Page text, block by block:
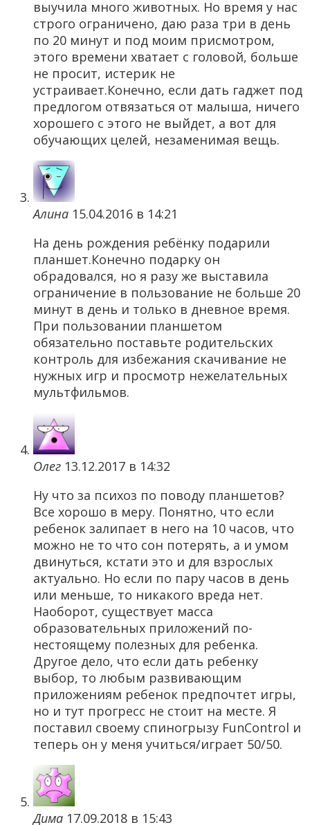
выучила много животных. Но время у нас
строго ограничено, даю раза три в день
по 20 минут и под моим присмотром,
этого времени хватает с головой, больше
не просит, истерик не
устраивает.Конечно, если дать гаджет под
предлогом отвязаться от малыша, ничего
хорошего с этого не выйдет, а вот для
обучающих целей, незаменимая вещь.
Алина 15.04.2016 в 14:21
На день рождения ребёнку подарили
планшет.Конечно подарку он
обрадовался, но я разу же выставила
ограничение в пользование не больше 20
минут в день и только в дневное время.
При пользовании планшетом
обязательно поставьте родительских
контроль для избежания скачивание не
нужных игр и просмотр нежелательных
мультфильмов.
Олег 13.12.2017 в 14:32
Ну что за психоз по поводу планшетов?
Все хорошо в меру. Понятно, что если
ребенок залипает в него на 10 часов, что
можно не то что сон потерять, а и умом
двинуться, кстати это и для взрослых
актуально. Но если по пару часов в день
или меньше, то никакого вреда нет.
Наоборот, существует масса
образовательных приложений по-
нестоящему полезных для ребенка.
Другое дело, что если дать ребенку
выбор, то любым развивающим
приложениям ребенок предпочтет игры,
но и тут прогресс не стоит на месте. Я
поставил своему спиногрызу FunControl и
теперь он у меня учиться/играет 50/50.
Дима 17.09.2018 в 15:43